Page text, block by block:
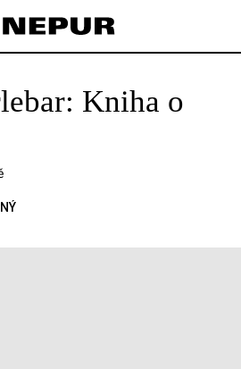
zatím nemáte žádné položky.
Kniha o